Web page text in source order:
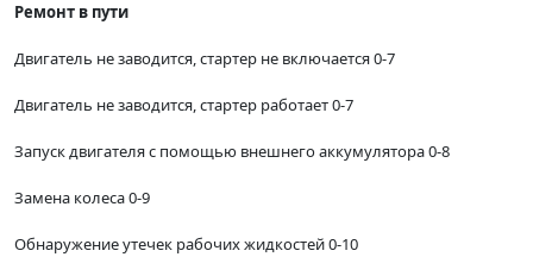
Ремонт в пути
Двигатель не заводится, стартер не включается 0-7
Двигатель не заводится, стартер работает 0-7
Запуск двигателя с помощью внешнего аккумулятора 0-8
Замена колеса 0-9
Обнаружение утечек рабочих жидкостей 0-10